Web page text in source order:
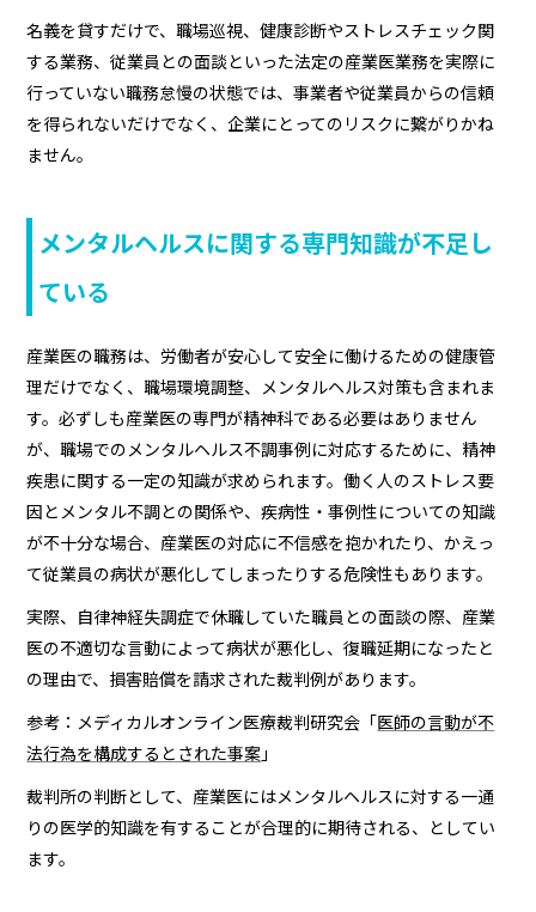
名義を貸すだけで、職場巡視、健康診断やストレスチェック関
する業務、従業員との面談といった法定の産業医業務を実際に
行っていない職務怠慢の状態では、事業者や従業員からの信頼
を得られないだけでなく、企業にとってのリスクに繋がりかね
ません。
メンタルヘルスに関する専門知識が不足し
ている
産業医の職務は、労働者が安心して安全に働けるための健康管
理だけでなく、職場環境調整、メンタルヘルス対策も含まれま
す。必ずしも産業医の専門が精神科である必要はありません
が、職場でのメンタルヘルス不調事例に対応するために、精神
疾患に関する一定の知識が求められます。働く人のストレス要
因とメンタル不調との関係や、疾病性・事例性についての知識
が不十分な場合、産業医の対応に不信感を抱かれたり、かえっ
て従業員の病状が悪化してしまったりする危険性もあります。
実際、自律神経失調症で休職していた職員との面談の際、産業
医の不適切な言動によって病状が悪化し、復職延期になったと
の理由で、損害賠償を請求された裁判例があります。
参考：メディカルオンライン医療裁判研究会「医師の言動が不
法行為を構成するとされた事案 」
裁判所の判断として、産業医にはメンタルヘルスに対する一通
りの医学的知識を有することが合理的に期待される、としてい
ます。